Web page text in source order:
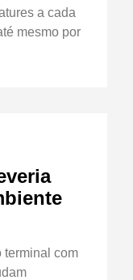
a cada
mesmo por
terminal com